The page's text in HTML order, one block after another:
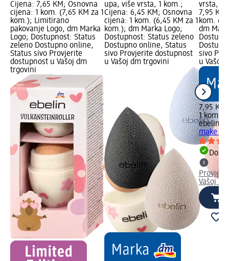
Cijena: 7,65 KM; Osnovna
cijena: 1 kom. (7,65 KM za 1
kom.); Limitirano
pakovanje Logo, dm Marka
Logo; Dostupnost: Status
zeleno Dostupno online,
Status sivo Provjerite
dostupnost u Vašoj dm
trgovini
upa, više vrsta, 1 kom.;
Cijena: 6,45 KM; Osnovna
cijena: 1 kom. (6,45 KM za 1
kom.); dm Marka Logo;
Dostupnost: Status zeleno
Dostupno online, Status
sivo Provjerite dostupnost
u Vašoj dm trgovini
vrsta, 1
7,95
kom.
dm
sivo
u Vašoj
7,95 KM
1 kom.
ebelin
make
Vašoj